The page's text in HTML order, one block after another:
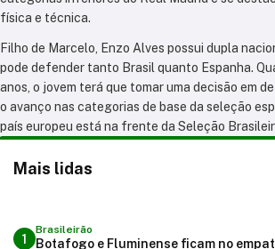
física e técnica.
Filho de Marcelo, Enzo Alves possui dupla
pode defender tanto Brasil quanto Espanha.
anos, o jovem terá que tomar uma decisão em
o avanço nas categorias de base da seleção
país europeu está na frente da Seleção
Mais lidas
1
Brasileirão
Botafogo e Fluminense ficam no